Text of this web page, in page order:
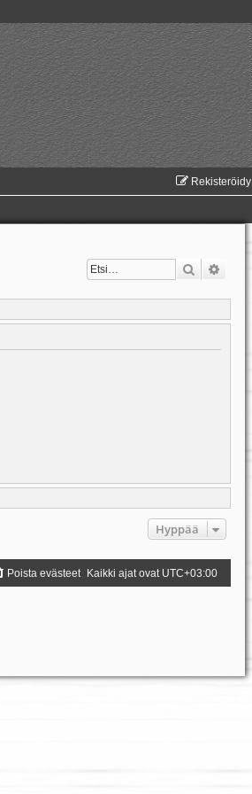
Rekisteröidy
Etsi
Hyppää
Kaikki ajat ovat UTC+03:00
Poista evästeet